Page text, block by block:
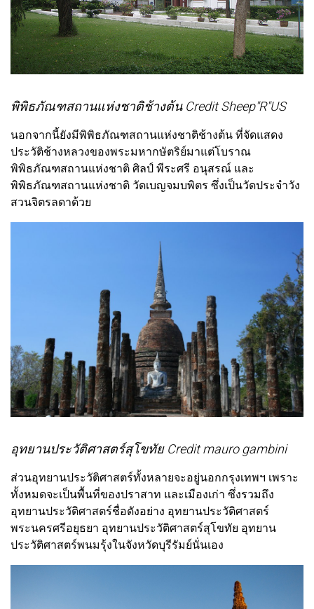
พิพิธภัณฑสถานแห่งชาติช้างต้น Credit Sheep"R"US
นอกจากนี้ยังมีพิพิธภัณฑสถานแห่งชาติช้างต้น ที่จัดแสดง
ประวัติช้างหลวงของพระมหากษัตริย์มาแต่โบราณ
พิพิธภัณฑสถานแห่งชาติ ศิลป์ พีระศรี อนุสรณ์ และ
พิพิธภัณฑสถานแห่งชาติ วัดเบญจมบพิตร ซึ่งเป็นวัดประจำวัง
สวนจิตรลดาด้วย
อุทยานประวัติศาสตร์สุโขทัย Credit mauro gambini
ส่วนอุทยานประวัติศาสตร์ทั้งหลายจะอยู่นอกกรุงเทพฯ เพราะ
ทั้งหมดจะเป็นพื้นที่ของปราสาท และเมืองเก่า ซึ่งรวมถึง
อุทยานประวัติศาสตร์ชื่อดังอย่าง อุทยานประวัติศาสตร์
พระนครศรีอยุธยา อุทยานประวัติศาสตร์สุโขทัย อุทยาน
ประวัติศาสตร์พนมรุ้งในจังหวัดบุรีรัมย์นั่นเอง